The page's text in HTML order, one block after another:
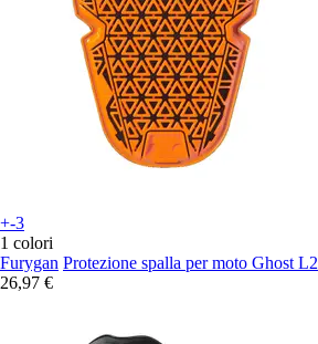
+-3
1 colori
Furygan Protezione spalla per moto Ghost L2
26,97 €